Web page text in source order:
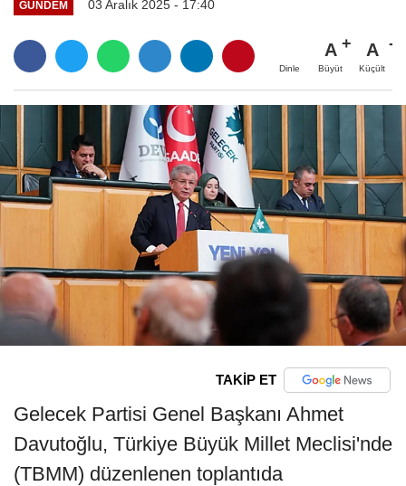
GÜNDEM 03 Aralık 2025 - 17:40
Dinle
A
Büyüt
A
Küçült
TAKİP ET
Gelecek Partisi Genel Başkanı Ahmet
Davutoğlu, Türkiye Büyük Millet Meclisi'nde
(TBMM) düzenlenen toplantıda